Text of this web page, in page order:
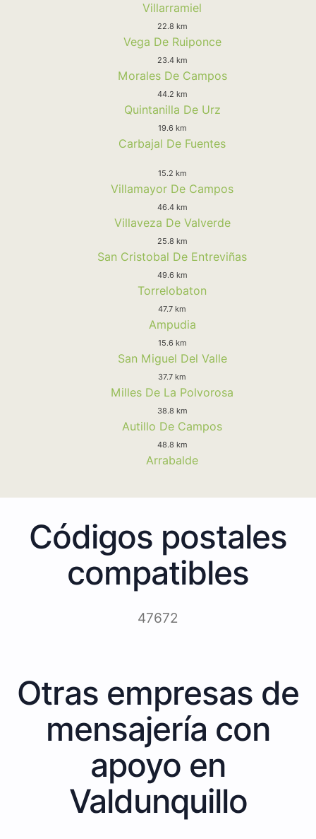
Villarramiel
22.8 km
Vega De Ruiponce
23.4 km
Morales De Campos
44.2 km
Quintanilla De Urz
19.6 km
Carbajal De Fuentes
15.2 km
Villamayor De Campos
46.4 km
Villaveza De Valverde
25.8 km
San Cristobal De Entreviñas
49.6 km
Torrelobaton
47.7 km
Ampudia
15.6 km
San Miguel Del Valle
37.7 km
Milles De La Polvorosa
38.8 km
Autillo De Campos
48.8 km
Arrabalde
Códigos postales
compatibles
47672
Otras empresas de
mensajería con
apoyo en
Valdunquillo